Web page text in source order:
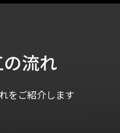
流れ
をご紹介します